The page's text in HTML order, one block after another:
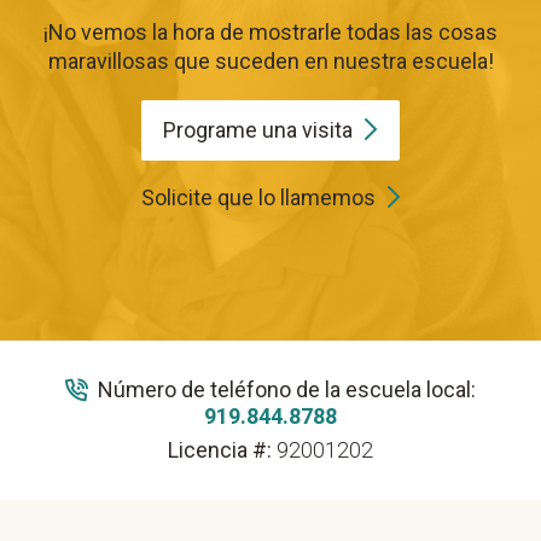
¡No vemos la hora de mostrarle todas las cosas
maravillosas que suceden en nuestra escuela!
Programe una visita
Solicite que lo llamemos
Número de teléfono de la escuela local:
919.844.8788
Licencia #: 92001202